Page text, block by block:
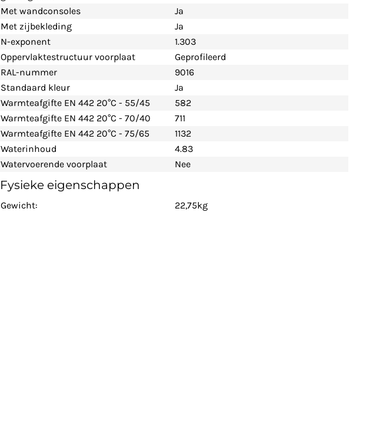
Met wandconsoles
Ja
Met zijbekleding
Ja
N-exponent
1.303
Oppervlaktestructuur voorplaat
Geprofileerd
RAL-nummer
9016
Standaard kleur
Ja
Warmteafgifte EN 442 20°C - 55/45
582
Warmteafgifte EN 442 20°C - 70/40
711
Warmteafgifte EN 442 20°C - 75/65
1132
Waterinhoud
4.83
Watervoerende voorplaat
Nee
Fysieke eigenschappen
Gewicht: 22,75kg